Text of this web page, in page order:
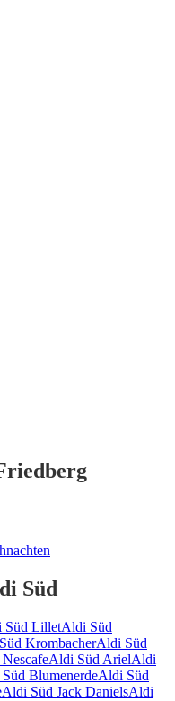
Süd
Süd LilletAldi Süd
KrombacherAldi Süd
Aldi Süd ArielAldi
BlumenerdeAldi Süd
Aldi Süd Jack DanielsAldi